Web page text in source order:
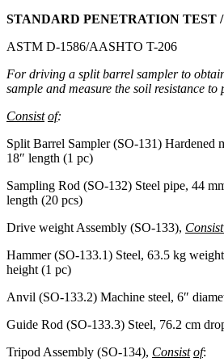
STANDARD PENETRATION TEST /
ASTM D-1586/AASHTO T-206
For driving a split barrel sampler to
sample and measure the soil resistance to
Consist of:
Split Barrel Sampler (SO-131) Hardened
18″ length (1 pc)
Sampling Rod (SO-132) Steel pipe, 44
length (20 pcs)
Drive weight Assembly (SO-133),
Hammer (SO-133.1) Steel, 63.5 kg
height (1 pc)
Anvil (SO-133.2) Machine steel, 6″
Guide Rod (SO-133.3) Steel, 76.2 cm
Tripod Assembly (SO-134), Consist of: